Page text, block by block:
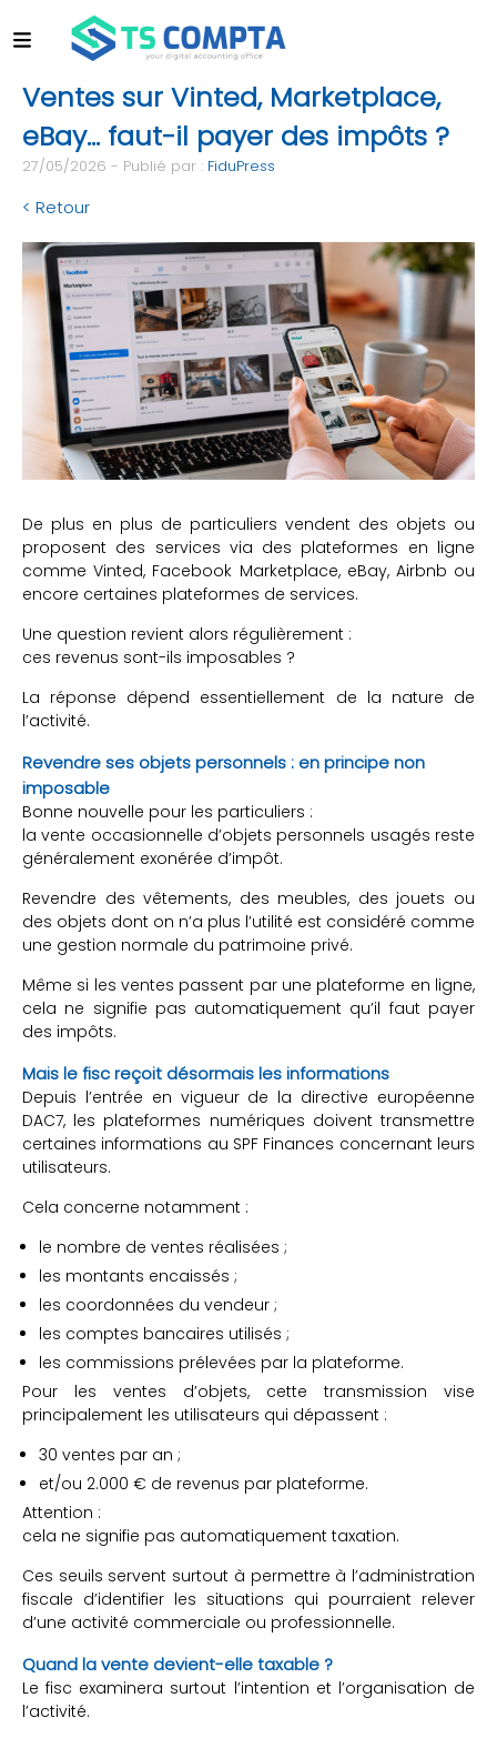
Ventes sur Vinted, Marketplace,
eBay… faut-il payer des impôts ?
27/05/2026 - Publié par : FiduPress
< Retour
De plus en plus de particuliers vendent des objets ou
proposent des services via des plateformes en ligne
comme Vinted, Facebook Marketplace, eBay, Airbnb ou
encore certaines plateformes de services.
Une question revient alors régulièrement :
ces revenus sont-ils imposables ?
La réponse dépend essentiellement de la nature de
l’activité.
Revendre ses objets personnels : en principe non
imposable
Bonne nouvelle pour les particuliers :
la vente occasionnelle d’objets personnels usagés reste
généralement exonérée d’impôt.
Revendre des vêtements, des meubles, des jouets ou
des objets dont on n’a plus l’utilité est considéré comme
une gestion normale du patrimoine privé.
Même si les ventes passent par une plateforme en ligne,
cela ne signifie pas automatiquement qu’il faut payer
des impôts.
Mais le fisc reçoit désormais les informations
Depuis l’entrée en vigueur de la directive européenne
DAC7, les plateformes numériques doivent transmettre
certaines informations au SPF Finances concernant leurs
utilisateurs.
Cela concerne notamment :
le nombre de ventes réalisées ;
les montants encaissés ;
les coordonnées du vendeur ;
les comptes bancaires utilisés ;
les commissions prélevées par la plateforme.
Pour les ventes d’objets, cette transmission vise
principalement les utilisateurs qui dépassent :
30 ventes par an ;
et/ou 2.000 € de revenus par plateforme.
Attention :
cela ne signifie pas automatiquement taxation.
Ces seuils servent surtout à permettre à l’administration
fiscale d’identifier les situations qui pourraient relever
d’une activité commerciale ou professionnelle.
Quand la vente devient-elle taxable ?
Le fisc examinera surtout l’intention et l’organisation de
l’activité.